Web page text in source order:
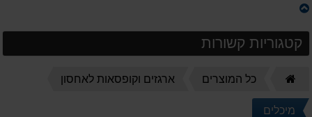
קטגוריות קשורות
כל המוצרים ארגזים וקופסאות לאחסון
מיכלים